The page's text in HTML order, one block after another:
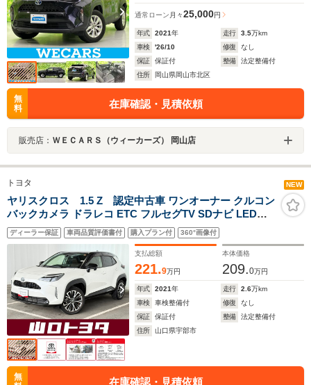
通常ローン 月々25,000円
年式 2021年 走行 3.5万km
車検
'26/10 修復
なし
保証
保証付 整備
法定整備付
住所
岡山県岡山市北区
無
料
在庫確認・見積依頼
販売店： ＷＥＣＡＲＳ（ウィーカーズ） 岡山店
トヨタ NEW
ヤリスクロス 1.5 Z 認定中古車 ワンオーナー クルコン
バックカメラ ドラレコ ETC フルセグTV SDナビ LEDヘ
ッドライト 純正アルミ
ディーラー保証 車両品質評価書付 購入プラン付 360°画像付
支払総額
221.9万円
本体価格
209.0万円
年式 2021年 走行 2.6万km
車検
車検整備付 修復
なし
保証
保証付 整備
法定整備付
住所
山口県宇部市
無
在庫確認・見積依頼